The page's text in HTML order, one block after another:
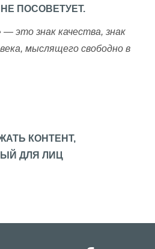
ПОСОВЕТУЕТ.
это знак качества, знак
мыслящего свободно в
КОНТЕНТ,
ДЛЯ ЛИЦ